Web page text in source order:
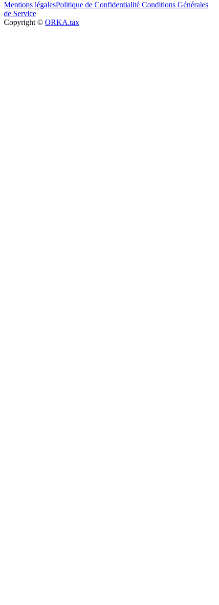
Mentions légalesPolitique de Confidentialité Conditions Générales
de Service
Copyright © ORKA.tax